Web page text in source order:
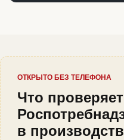
ОТКРЫТО БЕЗ ТЕЛЕФОНА
Что проверяет
в